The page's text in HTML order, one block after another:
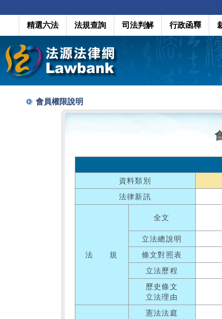
精選六法 法規查詢 司法判解 行政函釋
會員權限說明
資料類別
法律新訊
法 規
全文
立法總說明
條文對照表
立法歷程
歷史條文
立法理由
憲法法庭